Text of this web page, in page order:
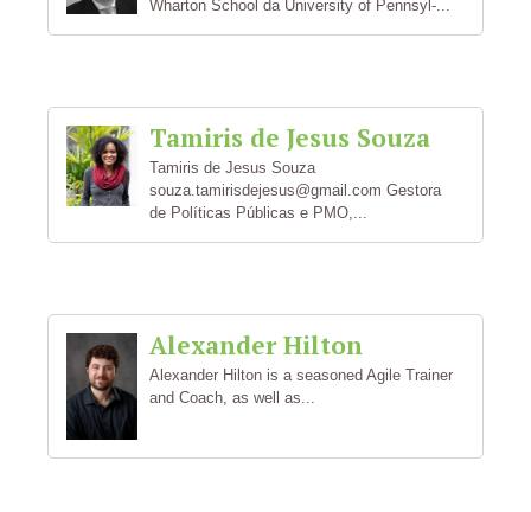
Wharton School da University of Pennsyl-...
Tamiris de Jesus Souza
Tamiris de Jesus Souza
souza.tamirisdejesus@gmail.com Gestora
de Políticas Públicas e PMO,...
Alexander Hilton
Alexander Hilton is a seasoned Agile Trainer
and Coach, as well as...